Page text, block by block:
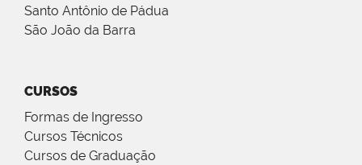
Santo Antônio de Pádua
São João da Barra
CURSOS
Formas de Ingresso
Cursos Técnicos
Cursos de Graduação